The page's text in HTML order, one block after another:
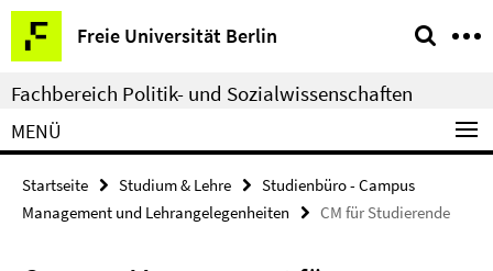
Springe
direkt
zu
Inhalt
Freie Universität Berlin
Service-
Navigation
Fachbereich Politik- und Sozialwissenschaften
MENÜ
Startseite Studium & Lehre
Studienbüro - Campus
Management und Lehrangelegenheiten
CM für Studierende